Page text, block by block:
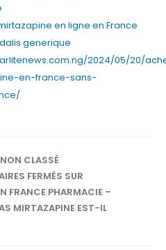
en ligne en France
generique
2024/05/20/
en-france-sans-
NON CLASSÉ
FERMÉS SUR
FRANCE PHARMACIE –
MIRTAZAPINE EST-IL